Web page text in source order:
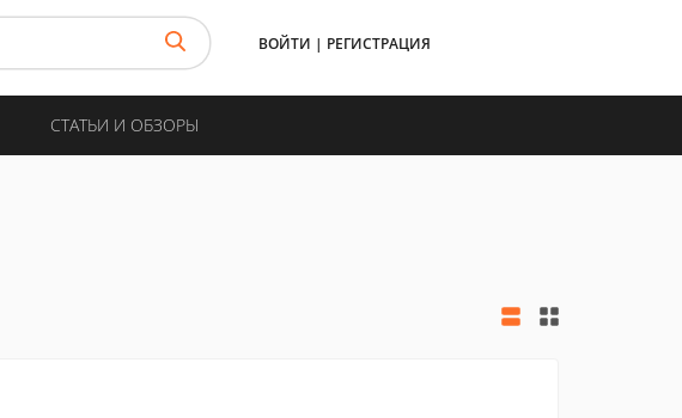
ВОЙТИ | РЕГИСТРАЦИЯ
СТАТЬИ И ОБЗОРЫ